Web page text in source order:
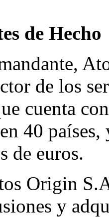
de Hecho
de los
cuenta
40
de euros.
Origin
y